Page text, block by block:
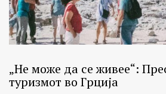
„Не може да се живее“:
туризмот во Грција